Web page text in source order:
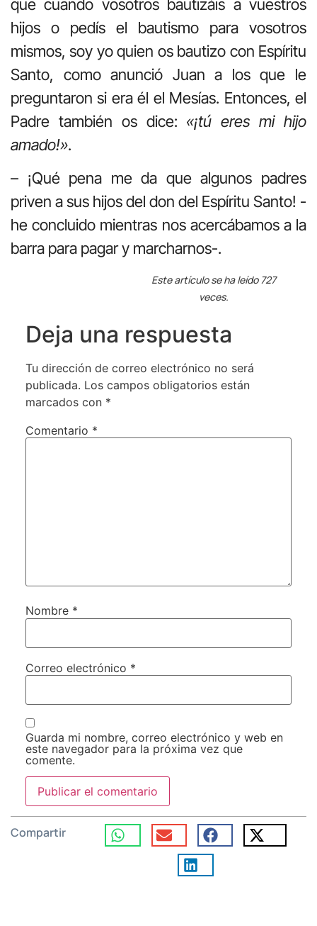
que cuando vosotros bautizáis a vuestros
hijos o pedís el bautismo para vosotros
mismos, soy yo quien os bautizo con Espíritu
Santo, como anunció Juan a los que le
preguntaron si era él el Mesías. Entonces, el
Padre también os dice: «¡tú eres mi hijo
amado!».
– ¡Qué pena me da que algunos padres
priven a sus hijos del don del Espíritu Santo! -
he concluido mientras nos acercábamos a la
barra para pagar y marcharnos-.
Este artículo se ha leído 727
veces.
Deja una respuesta
Tu dirección de correo electrónico no será
publicada. Los campos obligatorios están
marcados con *
Comentario *
Nombre *
Correo electrónico *
Guarda mi nombre, correo electrónico y web en
este navegador para la próxima vez que
comente.
Compartir